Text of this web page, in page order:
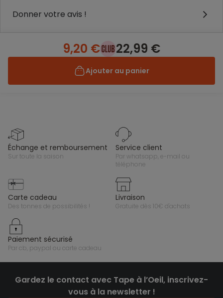
Donner votre avis !
9,20 € 22,99 €
Ajouter au panier
échange et remboursement
sur toute la saison
service client
par whatsapp, e-mail ou
téléphone
carte cadeau
des tonnes de possibilités !
livraison
gratuite dès 10€ d'achats
paiement sécurisé
par cb, paypal ou carte cadeau
Gardez le contact avec Tape à l’Oeil, inscrivez-
vous à la newsletter !